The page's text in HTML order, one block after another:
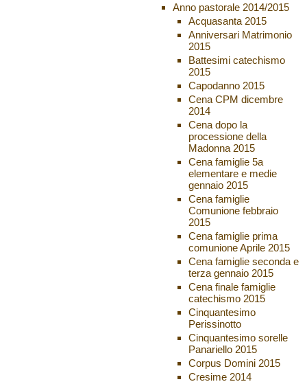
Anno pastorale 2014/2015
Acquasanta 2015
Anniversari Matrimonio
2015
Battesimi catechismo
2015
Capodanno 2015
Cena CPM dicembre
2014
Cena dopo la
processione della
Madonna 2015
Cena famiglie 5a
elementare e medie
gennaio 2015
Cena famiglie
Comunione febbraio
2015
Cena famiglie prima
comunione Aprile 2015
Cena famiglie seconda e
terza gennaio 2015
Cena finale famiglie
catechismo 2015
Cinquantesimo
Perissinotto
Cinquantesimo sorelle
Panariello 2015
Corpus Domini 2015
Cresime 2014